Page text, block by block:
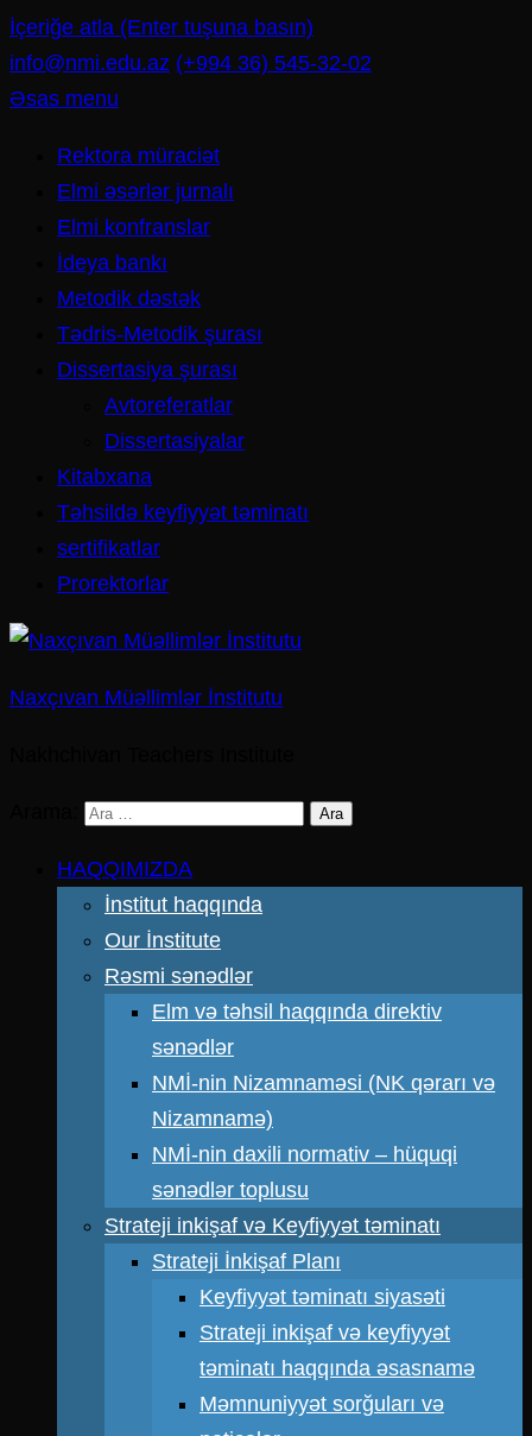
İçeriğe atla (Enter tuşuna basın)
info@nmi.edu.az (+994 36) 545-32-02
Əsas menu
Rektora müraciət
Elmi əsərlər jurnalı
Elmi konfranslar
İdeya bankı
Metodik dəstək
Tədris-Metodik şurası
Dissertasiya şurası
Avtoreferatlar
Dissertasiyalar
Kitabxana
Təhsildə keyfiyyət təminatı
sertifikatlar
Prorektorlar
Naxçıvan Müəllimlər İnstitutu
HAQQIMIZDA
İnstitut haqqında
Our İnstitute
Rəsmi sənədlər
Elm və təhsil haqqında direktiv
sənədlər
NMİ-nin Nizamnaməsi (NK qərarı və
Nizamnamə)
NMİ-nin daxili normativ – hüquqi
sənədlər toplusu
Strateji inkişaf və Keyfiyyət təminatı
Strateji İnkişaf Planı
Keyfiyyət təminatı siyasəti
Strateji inkişaf və keyfiyyət
təminatı haqqında əsasnamə
Məmnuniyyət sorğuları və